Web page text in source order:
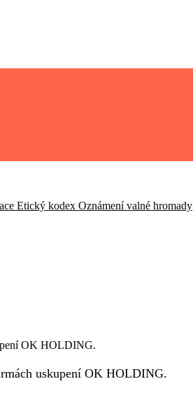
Etický kodex Oznámení valné hromady
OK HOLDING.
uskupení OK HOLDING.